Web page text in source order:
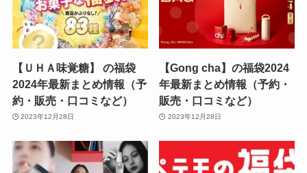
【ＵＨＡ味覚糖】 の福袋
2024年最新まとめ情報（予
約・販売・口コミなど）
2023年12月28日
【Gong cha】の福袋2024
年最新まとめ情報（予約・
販売・口コミなど）
2023年12月28日